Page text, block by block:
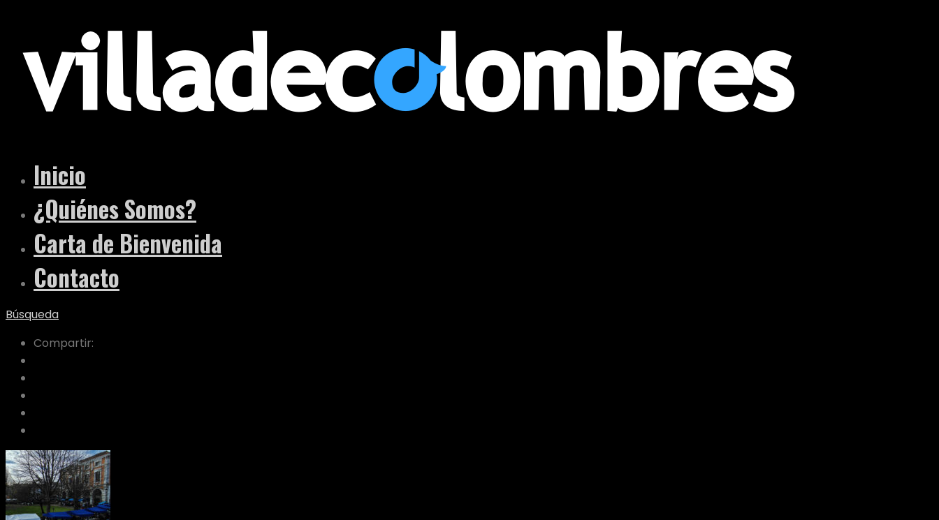
Inicio
¿Quiénes Somos?
Carta de Bienvenida
Contacto
Búsqueda
Compartir: